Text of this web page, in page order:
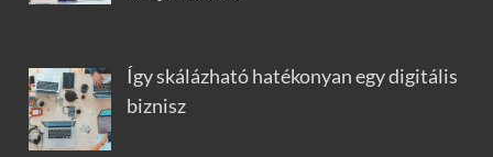
Így skálázható hatékonyan egy digitális
biznisz